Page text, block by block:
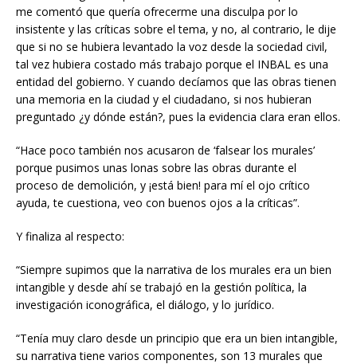
me comentó que quería ofrecerme una disculpa por lo
insistente y las críticas sobre el tema, y no, al contrario, le dije
que si no se hubiera levantado la voz desde la sociedad civil,
tal vez hubiera costado más trabajo porque el INBAL es una
entidad del gobierno. Y cuando decíamos que las obras tienen
una memoria en la ciudad y el ciudadano, si nos hubieran
preguntado ¿y dónde están?, pues la evidencia clara eran ellos.
“Hace poco también nos acusaron de ‘falsear los murales’
porque pusimos unas lonas sobre las obras durante el
proceso de demolición, y ¡está bien! para mí el ojo crítico
ayuda, te cuestiona, veo con buenos ojos a la críticas”.
Y finaliza al respecto:
“Siempre supimos que la narrativa de los murales era un bien
intangible y desde ahí se trabajó en la gestión política, la
investigación iconográfica, el diálogo, y lo jurídico.
“Tenía muy claro desde un principio que era un bien intangible,
su narrativa tiene varios componentes, son 13 murales que